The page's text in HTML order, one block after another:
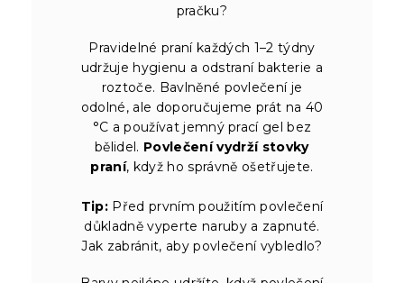
pračku?
Pravidelné praní každých 1–2 týdny
udržuje hygienu a odstraní bakterie a
roztoče. Bavlněné povlečení je
odolné, ale doporučujeme prát na 40
°C a používat jemný prací gel bez
bělidel. Povlečení vydrží stovky
praní, když ho správně ošetřujete.
Tip: Před prvním použitím povlečení
důkladně vyperte naruby a zapnuté.
Jak zabránit, aby povlečení vybledlo?